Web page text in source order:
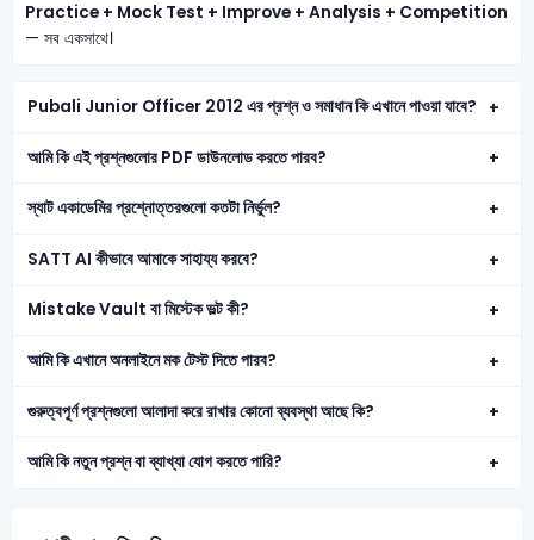
Practice + Mock Test + Improve + Analysis + Competition
— সব একসাথে।
Pubali Junior Officer 2012 এর প্রশ্ন ও সমাধান কি এখানে পাওয়া যাবে?
আমি কি এই প্রশ্নগুলোর PDF ডাউনলোড করতে পারব?
স্যাট একাডেমির প্রশ্নোত্তরগুলো কতটা নির্ভুল?
SATT AI কীভাবে আমাকে সাহায্য করবে?
Mistake Vault বা মিস্টেক ভল্ট কী?
আমি কি এখানে অনলাইনে মক টেস্ট দিতে পারব?
গুরুত্বপূর্ণ প্রশ্নগুলো আলাদা করে রাখার কোনো ব্যবস্থা আছে কি?
আমি কি নতুন প্রশ্ন বা ব্যাখ্যা যোগ করতে পারি?